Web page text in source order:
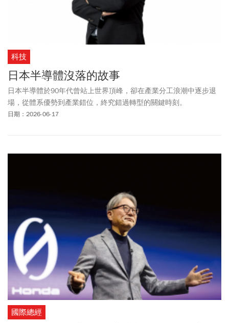
科技
日本半導體沒落的故事
日本半導體於90年代曾站上世界頂峰，卻在產業分工浪潮中逐步退
場，從體系優勢到產業錯位，終究錯過轉型的關鍵時刻。
日期：2026-06-17
國際總經